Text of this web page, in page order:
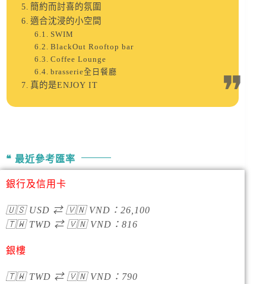
簡約而討喜的氛圍
適合沈浸的小空間
SWIM
BlackOut Rooftop bar
Coffee Lounge
brasserie全日餐廳
真的是ENJOY IT
最近參考匯率
銀行及信用卡
🇺🇸USD ⇄ 🇻🇳VND ： 26,100
🇹🇼TWD ⇄ 🇻🇳VND ： 816
銀樓
🇹🇼TWD ⇄ 🇻🇳VND ：790